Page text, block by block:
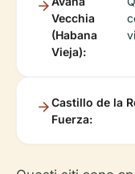
Vecchia
(Habana
Vieja):
Castillo de la
Fuerza: